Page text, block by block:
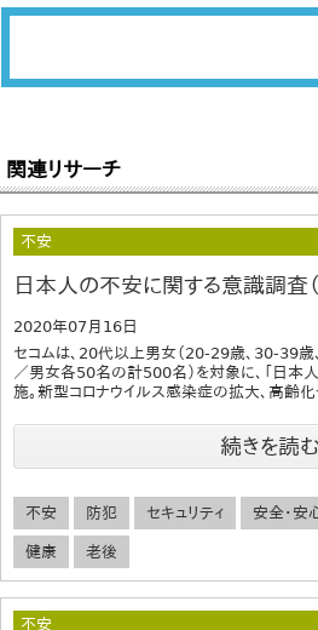
関連リサーチ
不安
日本人の不安に関する意識調査
2020年07月16日
セコムは、20代以上男女（20-29歳、30-39
／男女各50名の計500名）を対象に、「日本
施。新型コロナウイルス感染症の拡大、高齢
続きを読
不安 防犯 セキュリティ 安全・安
健康 老後
不安